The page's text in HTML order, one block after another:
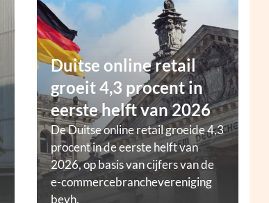
Duitse online retail
groeit 4,3 procent in
eerste helft van 2026
De Duitse online retail groeide 4,3
procent in de eerste helft van
2026, op basis van cijfers van de
e-commercebranchevereniging
bevh.